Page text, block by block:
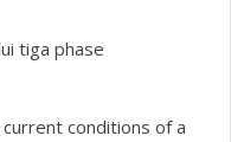
tiga phase
conditions of a